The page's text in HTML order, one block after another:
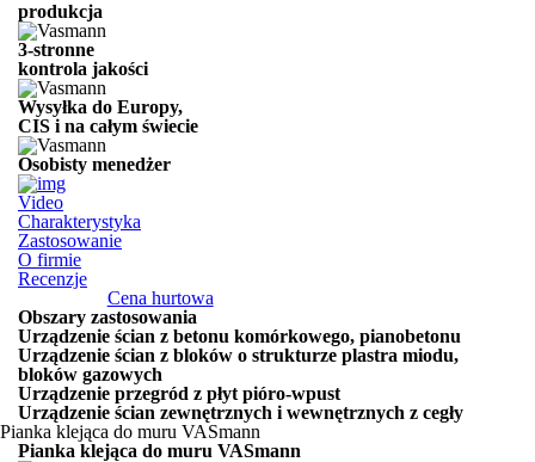
produkcja
3-stronne
kontrola jakości
Wysyłka do Europy,
CIS i na całym świecie
Osobisty menedżer
Video
Charakterystyka
Zastosowanie
O firmie
Recenzje
Cena hurtowa
Obszary zastosowania
Urządzenie ścian z betonu komórkowego, pianobetonu
Urządzenie ścian z bloków o strukturze plastra miodu,
bloków gazowych
Urządzenie przegród z płyt pióro-wpust
Urządzenie ścian zewnętrznych i wewnętrznych z cegły
Pianka klejąca do muru VASmann
Pianka klejąca do muru VASmann